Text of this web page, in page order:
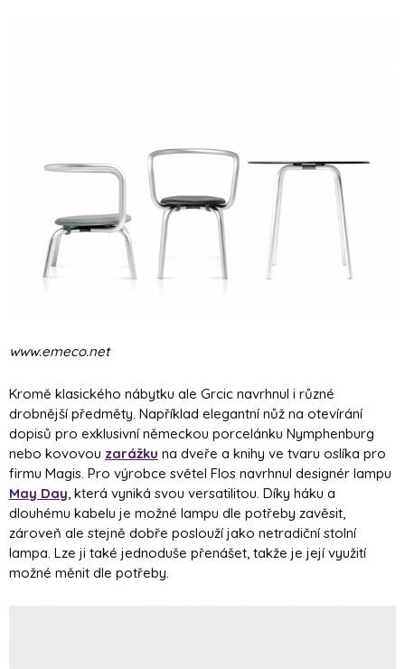
www.emeco.net
Kromě klasického nábytku ale Grcic navrhnul i různé
drobnější předměty. Například elegantní nůž na otevírání
dopisů pro exklusivní německou porcelánku Nymphenburg
nebo kovovou zarážku na dveře a knihy ve tvaru oslíka pro
firmu Magis. Pro výrobce světel Flos navrhnul designér lampu
May Day , která vyniká svou versatilitou. Díky háku a
dlouhému kabelu je možné lampu dle potřeby zavěsit,
zároveň ale stejně dobře poslouží jako netradiční stolní
lampa. Lze ji také jednoduše přenášet, takže je její využití
možné měnit dle potřeby.